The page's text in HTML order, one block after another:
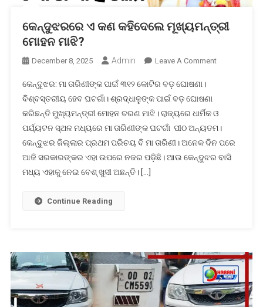
କେନ୍ଦୁଝରରେ ଏ କଣ କହିଦେଲେ ମୂଖ୍ୟମନ୍ତ୍ରୀ
ମୋହନ ମାଝି?
December 8, 2025 Admin Leave A CommentOn
କହିଦେଲେ
ମୂଖ୍ୟମନ୍ତ୍ରୀ
ମୋହନ
ମାଝି?
କେନ୍ଦୁଝର: ମା ତାରିଣୀଙ୍କ ପାଇଁ ୩୧୨ କୋଟିର ବଡ଼ ଘୋଷଣା।
ବିଶ୍ବସ୍ତରୀୟ ହେବ ଘଟଗାଁ। ଶ୍ରଦ୍ଧାଳୁଙ୍କ ପାଇଁ ବଡ଼ ଘୋଷଣା
କରିଛନ୍ତି ମୁଖ୍ୟମନ୍ତ୍ରୀ ମୋହନ ଚରଣ ମାଝି। ରାଜ୍ୟରେ ଧାର୍ମିକ ଓ
ପର୍ଯ୍ୟଟନ ସ୍ଥଳ ମଧ୍ୟରେ ମା ତାରିଣୀଙ୍କ ଘଟଗାଁ ପୀଠ ଅନ୍ୟତମ।
କେନ୍ଦୁଝର ଜିଲ୍ଲାର ପ୍ରଥମ ପରିଚୟ ବି ମା ତାରିଣୀ। ଅନେକ ଦିନ ପରେ
ଆଜି ସରକାରଙ୍କର ଏହା ଉପରେ ନଜର ପଡ଼ିଛି। ଆଉ କେନ୍ଦୁଝର ବାସି
ମଧ୍ୟ ଏହାକୁ ନେଇ ବେଶ୍ ଖୁସୀ ଅଛନ୍ତି। […]
Continue Reading